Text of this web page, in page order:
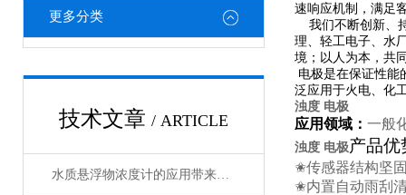
更多分类
技术文章 / ARTICLE
水质悬浮物浓度计的应用带来了诸多好处
速响应机制，满足
我们不断创新、
理、轻工电子、水
境；以人为本，共
电极是在保证性能
泛应用于火电、化
浊度 电极
应用领域： 一般
浊度 电极产品优
✬传感器结构坚
✬内置自动雨刮